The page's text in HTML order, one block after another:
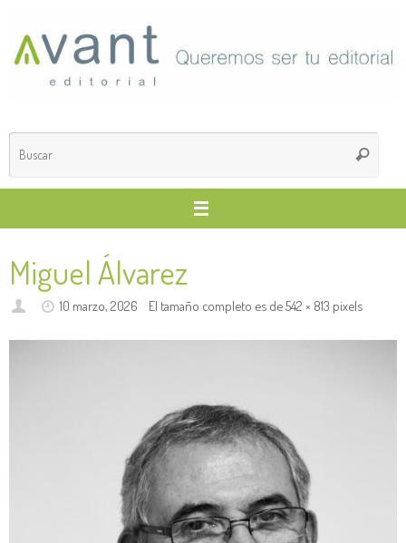
contenido
Buscar
Miguel Álvarez
10 marzo, 2026 El tamaño completo es de542 × 813 pixels